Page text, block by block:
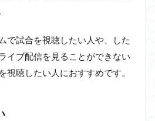
で試合を視聴したい人や、した
イブ配信を見ることができない
視聴したい人におすすめです。